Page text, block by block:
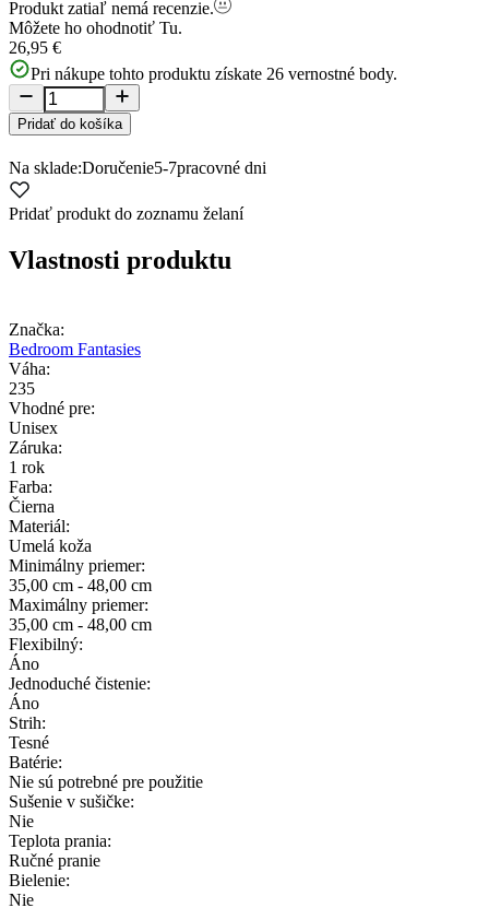
Produkt zatiaľ nemá recenzie.
Môžete ho ohodnotiť Tu.
26,95 €
Pri nákupe tohto produktu získate 26 vernostné body.
Pridať do košíka
Na sklade:Doručenie5-7pracovné dni
Pridať produkt do zoznamu želaní
Vlastnosti produktu
Značka:
Bedroom Fantasies
Váha:
235
Vhodné pre:
Unisex
Záruka:
1 rok
Farba:
Čierna
Materiál:
Umelá koža
Minimálny priemer:
35,00 cm - 48,00 cm
Maximálny priemer:
35,00 cm - 48,00 cm
Flexibilný:
Áno
Jednoduché čistenie:
Áno
Strih:
Tesné
Batérie:
Nie sú potrebné pre použitie
Sušenie v sušičke:
Nie
Teplota prania:
Ručné pranie
Bielenie:
Nie